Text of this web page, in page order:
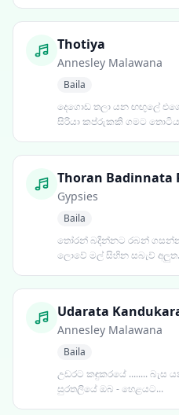
Thotiya
Annesley Malawana
Baila
දෙගොඩ තලා යන ඟඟුලේ
සිරියා කප්රුකකි ගමට
Thoran Badinnata
Gypsies
Baila
තෝරන් බදින්නට රබන්
ලොවේ මල් සිහින සබැව්
Udarata
Annesley Malawana
Baila
උඩරට කඳුකරයේ ........ බැස
සුරතලියේ ඔබ - හෙළයට...